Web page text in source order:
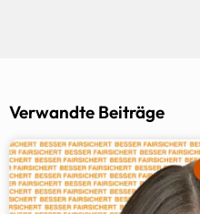
Verwandte Beiträge